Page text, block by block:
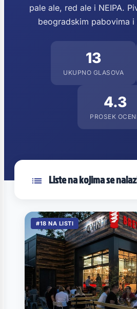
pale ale, red ale i NEIPA.
beogradskim pabovima
13
UKUPNO GLASOVA
4.3
PROSEK
Liste na kojima se
#18 NA LISTI